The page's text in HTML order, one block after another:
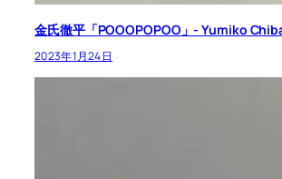
金氏徹平「POOOPOPOO」- Yumiko
2023年1月24日